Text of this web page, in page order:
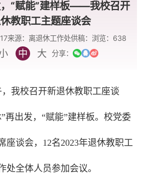
，“赋能”建样板——我校召开
教职工主题座谈会
来源：离退休工作处供稿： 浏览： 638
中 大 分享：
，我校召开新退休教职工座谈
再出发，“赋能”建样板。校党委
座谈会，12名2023年退休教职工
处全体人员参加会议。